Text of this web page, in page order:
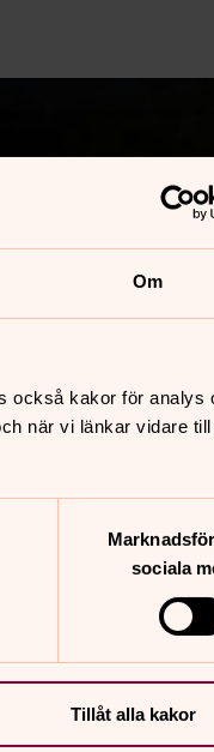
Om
också kakor för analys
när vi länkar vidare till
sociala
Tillåt alla kakor